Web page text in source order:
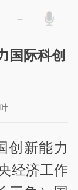
-
国际科创
创新能力
经济工作